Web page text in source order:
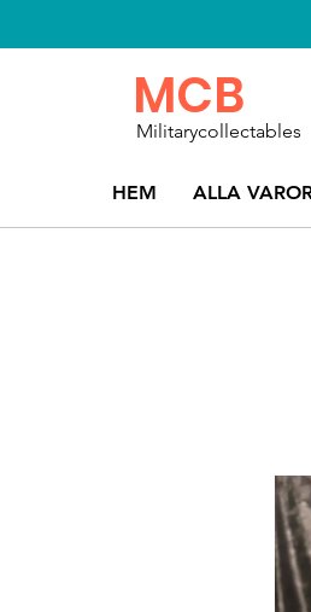
HEM ALLA
MCB
Militarycollectables